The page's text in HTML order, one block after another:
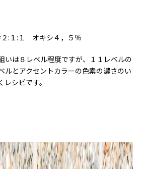
:１:１ オキシ４，５％
いは８レベル程度ですが、１１レベルの
ルとアクセントカラーの色素の濃さのい
シピです。